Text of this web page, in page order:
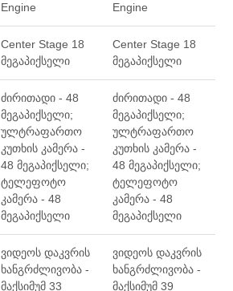
Engine
Engine
Center Stage 18
მეგაპიქსელი
Center Stage 18
მეგაპიქსელი
ძირითადი - 48
მეგაპიქსელი;
ულტრაფართო
კუთხის კამერა -
48 მეგაპიქსელი;
ტელეფოტო
კამერა - 48
მეგაპიქსელი
ძირითადი - 48
მეგაპიქსელი;
ულტრაფართო
კუთხის კამერა -
48 მეგაპიქსელი;
ტელეფოტო
კამერა - 48
მეგაპიქსელი
ვიდეოს დაკვრის
ხანგრძლივობა -
მაქსიმუმ 33
ვიდეოს დაკვრის
ხანგრძლივობა -
მაქსიმუმ 39